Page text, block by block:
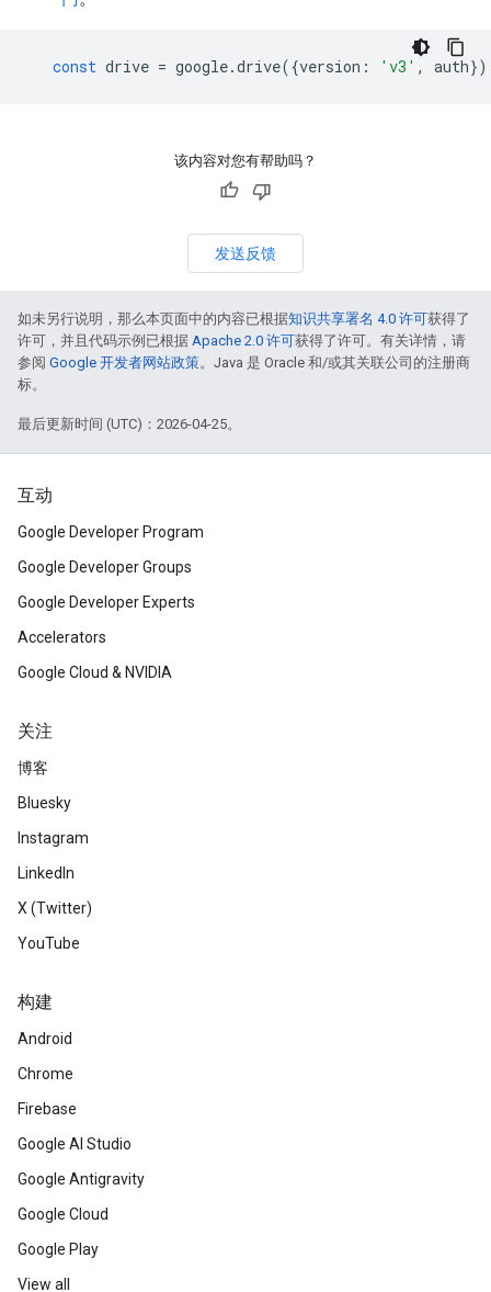
const drive = google.drive({version : 'v3' , auth
该内容对您有帮助吗？
发送反馈
如未另行说明，那么本页面中的内容已根据知识共享署名 4.0 许可获得了
许可，并且代码示例已根据 Apache 2.0 许可获得了许可。有关详情，请
参阅 Google 开发者网站政策。Java 是 Oracle 和/或其关联公司的注册商
标。
最后更新时间 (UTC)：2026-04-25。
互动
Google Developer Program
Google Developer Groups
Google Developer Experts
Accelerators
Google Cloud & NVIDIA
关注
博客
Bluesky
Instagram
LinkedIn
X (Twitter)
YouTube
构建
Android
Chrome
Firebase
Google AI Studio
Google Antigravity
Google Cloud
Google Play
View all